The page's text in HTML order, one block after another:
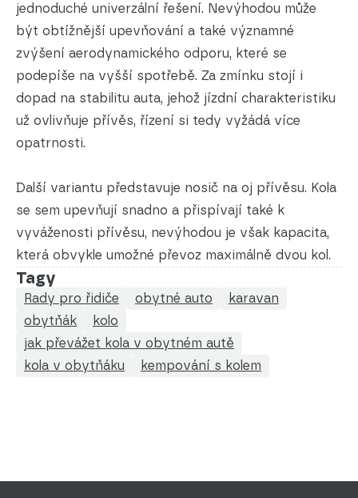
jednoduché univerzální řešení. Nevýhodou může
být obtížnější upevňování a také významné
zvýšení aerodynamického odporu, které se
podepíše na vyšší spotřebě. Za zmínku stojí i
dopad na stabilitu auta, jehož jízdní charakteristiku
už ovlivňuje přívěs, řízení si tedy vyžádá více
opatrnosti.
Další variantu představuje nosič na oj přívěsu. Kola
se sem upevňují snadno a přispívají také k
vyváženosti přívěsu, nevýhodou je však kapacita,
která obvykle umožné převoz maximálně dvou kol.
Tagy
Rady pro řidiče obytné auto
karavan
obytňák
kolo
jak převážet kola v obytném autě
kola v obytňáku
kempování s kolem